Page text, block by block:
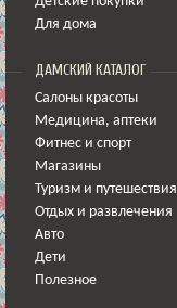
Для дома
ДАМСКИЙ КАТАЛОГ
Салоны красоты
Медицина, аптеки
Фитнес и спорт
Магазины
Туризм и путешествия
Отдых и развлечения
Авто
Дети
Полезное